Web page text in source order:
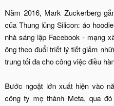
Năm 2016, Mark Zuckerberg
của Thung lũng Silicon: áo
nhà sáng lập Facebook - mạng
ông theo đuổi triết lý tiết giảm
trung tối đa cho công việc điều
Bước ngoặt lớn xuất hiện vào
công ty mẹ thành Meta, qua